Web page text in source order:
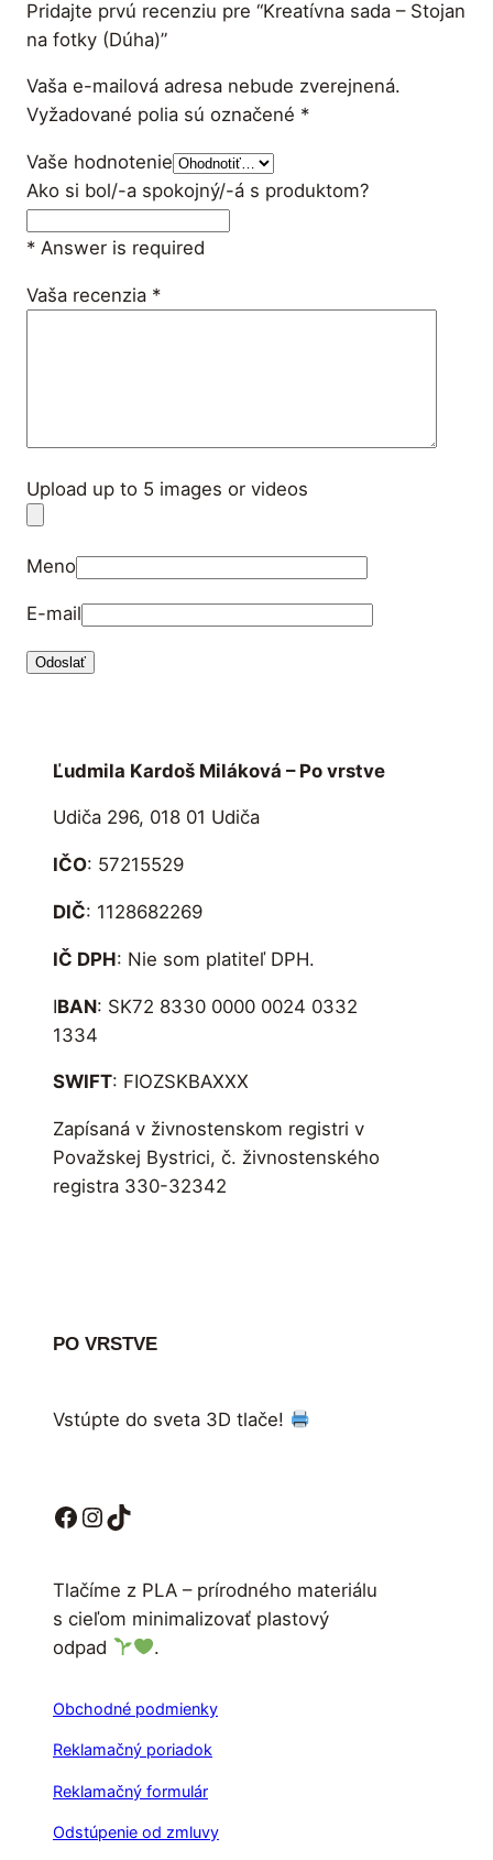
Pridajte prvú recenziu pre “Kreatívna sada – Stojan
na fotky (Dúha)”
Vaša e-mailová adresa nebude zverejnená.
Vyžadované polia sú označené *
Vaše hodnotenie
Ako si bol/-a spokojný/-á s produktom?
* Answer is required
Vaša recenzia *
Upload up to 5 images or videos
Meno
E-mail
Ľudmila Kardoš Miláková – Po vrstve
Udiča 296, 018 01 Udiča
IČO: 57215529
DIČ: 1128682269
IČ DPH: Nie som platiteľ DPH.
IBAN: SK72 8330 0000 0024 0332
1334
SWIFT: FIOZSKBAXXX
Zapísaná v živnostenskom registri v
Považskej Bystrici, č. živnostenského
registra 330-32342
PO VRSTVE
Vstúpte do sveta 3D tlače!
Facebook InstagramTikTok
Tlačíme z PLA – prírodného materiálu
s cieľom minimalizovať plastový
odpad
.
Obchodné podmienky
Reklamačný poriadok
Reklamačný formulár
Odstúpenie od zmluvy